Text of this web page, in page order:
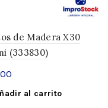
de Madera X30
(333830)
al carrito